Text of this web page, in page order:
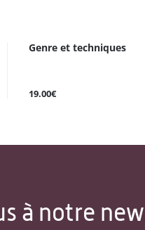
Genre et techniques
19.00€
à notre